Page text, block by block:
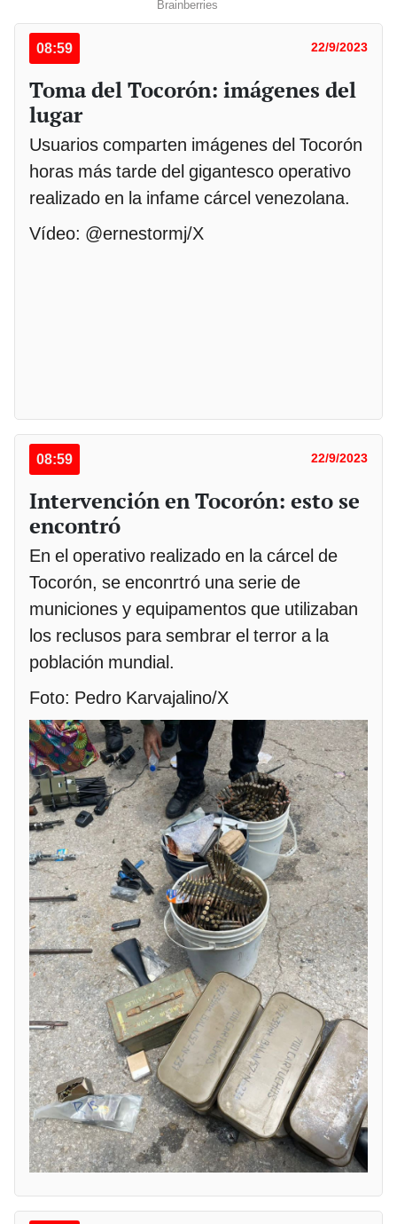
08:59 22/9/2023
Toma del Tocorón: imágenes del
lugar
Usuarios comparten imágenes del Tocorón
horas más tarde del gigantesco operativo
realizado en la infame cárcel venezolana.
Vídeo: @ernestormj/X
08:59 22/9/2023
Intervención en Tocorón: esto se
encontró
En el operativo realizado en la cárcel de
Tocorón, se enconrtró una serie de
municiones y equipamentos que utilizaban
los reclusos para sembrar el terror a la
población mundial.
Foto: Pedro Karvajalino/X